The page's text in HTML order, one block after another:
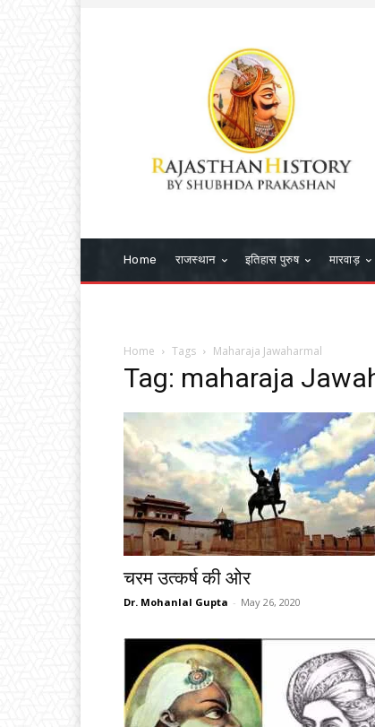
Home राजस्थान इतिहास पुरुष मारवाड़
Home Tags Maharaja Jawaharmal
Tag: maharaja
चरम उत्कर्ष की ओर
Dr. Mohanlal Gupta - May 26, 2020